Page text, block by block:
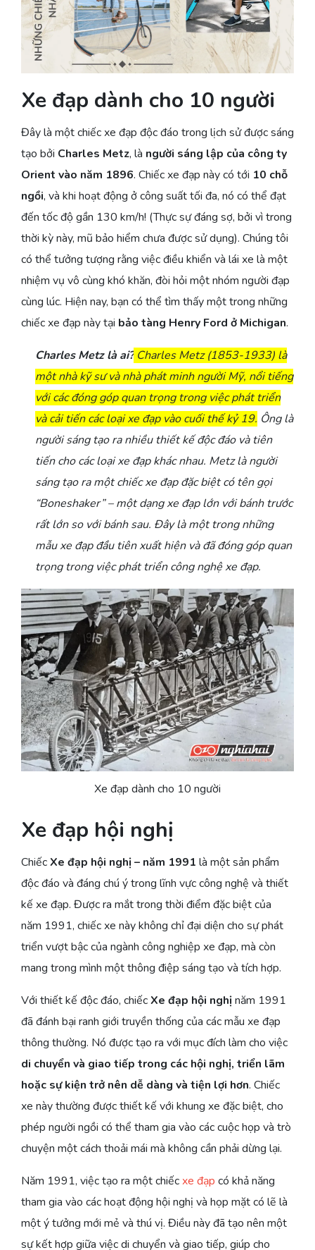
Xe đạp dành cho 10 người
Đây là một chiếc xe đạp độc đáo trong lịch sử được sáng
tạo bởi Charles Metz, là người sáng lập của công ty
Orient vào năm 1896. Chiếc xe đạp này có tới 10 chỗ
ngồi, và khi hoạt động ở công suất tối đa, nó có thể đạt
đến tốc độ gần 130 km/h! (Thực sự đáng sợ, bởi vì trong
thời kỳ này, mũ bảo hiểm chưa được sử dụng). Chúng tôi
có thể tưởng tượng rằng việc điều khiển và lái xe là một
nhiệm vụ vô cùng khó khăn, đòi hỏi một nhóm người đạp
cùng lúc. Hiện nay, bạn có thể tìm thấy một trong những
chiếc xe đạp này tại bảo tàng Henry Ford ở Michigan.
Charles Metz là ai? Charles Metz (1853-1933) là
một nhà kỹ sư và nhà phát minh người Mỹ, nổi tiếng
với các đóng góp quan trọng trong việc phát triển
và cải tiến các loại xe đạp vào cuối thế kỷ 19. Ông là
người sáng tạo ra nhiều thiết kế độc đáo và tiên
tiến cho các loại xe đạp khác nhau. Metz là người
sáng tạo ra một chiếc xe đạp đặc biệt có tên gọi
“Boneshaker” – một dạng xe đạp lớn với bánh trước
rất lớn so với bánh sau. Đây là một trong những
mẫu xe đạp đầu tiên xuất hiện và đã đóng góp quan
trọng trong việc phát triển công nghệ xe đạp.
Xe đạp dành cho 10 người
Xe đạp hội nghị
ChiếcXe đạp hội nghị – năm 1991 là một sản phẩm
độc đáo và đáng chú ý trong lĩnh vực công nghệ và thiết
kế xe đạp. Được ra mắt trong thời điểm đặc biệt của
năm 1991, chiếc xe này không chỉ đại diện cho sự phát
triển vượt bậc của ngành công nghiệp xe đạp, mà còn
mang trong mình một thông điệp sáng tạo và tích hợp.
Với thiết kế độc đáo, chiếcXe đạp hội nghịnăm 1991
đã đánh bại ranh giới truyền thống của các mẫu xe đạp
thông thường. Nó được tạo ra với mục đích làm cho việc
di chuyển và giao tiếp trong các hội nghị, triển lãm
hoặc sự kiện trở nên dễ dàng và tiện lợi hơn. Chiếc
xe này thường được thiết kế với khung xe đặc biệt, cho
phép người ngồi có thể tham gia vào các cuộc họp và trò
chuyện một cách thoải mái mà không cần phải dừng lại.
Năm 1991, việc tạo ra một chiếcxe đạp có khả năng
tham gia vào các hoạt động hội nghị và họp mặt có lẽ là
một ý tưởng mới mẻ và thú vị. Điều này đã tạo nên một
sự kết hợp giữa việc di chuyển và giao tiếp, giúp cho